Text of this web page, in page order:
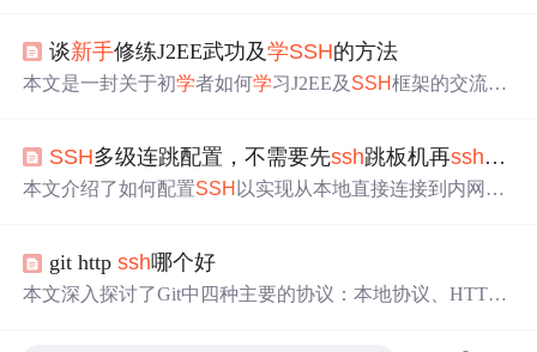
动，并针对 Mac、Windows（WSL2）、Linux 提供适配建
议。强调环境配置是参与开源协作的前提，避免因基础工
谈新手修练J2EE武功及学SSH的方法
本文是一封关于初学者如何学习J2EE及 SSH框架的交流
的 学习书籍、实战经验和调试技巧。
SSH多级连跳配置，不需要先ssh跳板机再ssh目标
本文介绍了如何配置SSH 以实现从本地直接连接到内网目
配置代理上网。通过配置多级
密登录，并在Jenkins上进行验证。最后，对比了不同SSH
git httpssh哪个好
本文深入探讨了Git中四种主要的协议：本地协议、HTTP